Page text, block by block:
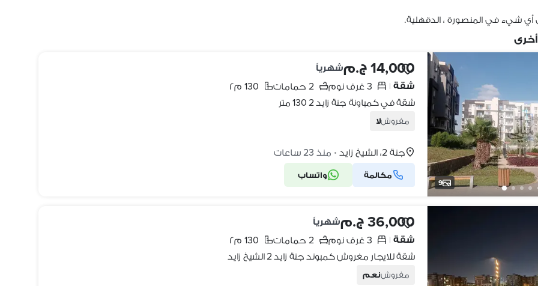
أي شيء في المنصورة ، الدقهلية.
9
14,000 ج.م
شهرياً
شقة | 3 غرف نوم 2 حمامات
130 م٢
شقة في كمباونة جنة زايد 2 130 متر
مفروشلا
جنة 2، الشيخ زايد • منذ 23 ساعات
مكالمة واتساب شركة موثقة
36,000 ج.م
شهرياً
شقة | 3 غرف نوم 2 حمامات
130 م٢
شقة للايجار مغروش كمبوند جنة زايد 2 الشيخ زايد
مفروشنعم